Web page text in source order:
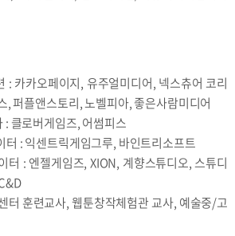
카카오페이지, 유주얼미디어, 넥스츄어 코리
, 퍼플앤스토리, 노벨피아, 좋은사람미디어
클로버게임즈, 어썸피스
: 익센트릭게임그루, 바인트리소프트
: 엔젤게임즈, XION, 계향스튜디오, 스튜디
훈련교사, 웹툰창작체험관 교사, 예술중/고